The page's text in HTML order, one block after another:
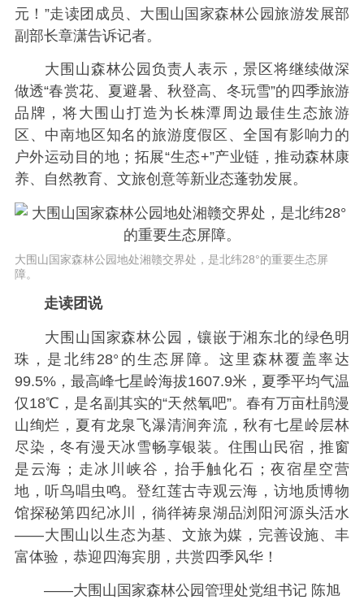
元！”走读团成员、大围山国家森林公园旅游发展部
副部长章潇告诉记者。
大围山森林公园负责人表示，景区将继续做深
做透“春赏花、夏避暑、秋登高、冬玩雪”的四季旅游
品牌，将大围山打造为长株潭周边最佳生态旅游
区、中南地区知名的旅游度假区、全国有影响力的
户外运动目的地；拓展“生态+”产业链，推动森林康
养、自然教育、文旅创意等新业态蓬勃发展。
大围山国家森林公园地处湘赣交界处，是北纬28°的重要生态屏
障。
走读团说
大围山国家森林公园，镶嵌于湘东北的绿色明
珠，是北纬28°的生态屏障。这里森林覆盖率达
99.5%，最高峰七星岭海拔1607.9米，夏季平均气温
仅18℃，是名副其实的“天然氧吧”。春有万亩杜鹃漫
山绚烂，夏有龙泉飞瀑清涧奔流，秋有七星岭层林
尽染，冬有漫天冰雪畅享银装。住围山民宿，推窗
是云海；走冰川峡谷，抬手触化石；夜宿星空营
地，听鸟唱虫鸣。登红莲古寺观云海，访地质博物
馆探秘第四纪冰川，徜徉祷泉湖品浏阳河源头活水
——大围山以生态为基、文旅为媒，完善设施、丰
富体验，恭迎四海宾朋，共赏四季风华！
——大围山国家森林公园管理处党组书记 陈旭